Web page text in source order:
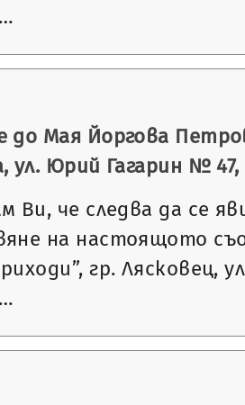
до Мая Йоргова
ул. Юрий Гагарин № 47,
Ви, че следва да се
на настоящото
гр. Лясковец,